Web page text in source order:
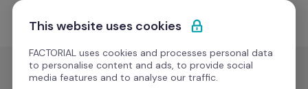
Ir al contenido
Empieza gratis
Gestión de
This website uses cookies
FACTORIAL uses cookies and processes personal data
to personalise content and ads, to provide social
media features and to analyse our traffic.